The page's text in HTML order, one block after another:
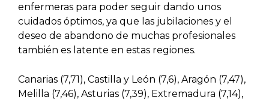
enfermeras para poder seguir dando unos
cuidados óptimos, ya que las jubilaciones y el
deseo de abandono de muchas profesionales
también es latente en estas regiones.
Canarias (7,71), Castilla y León (7,6), Aragón (7,47),
Melilla (7,46), Asturias (7,39), Extremadura (7,14),